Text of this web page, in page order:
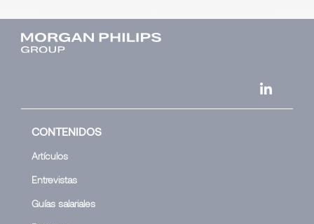
CONTENIDOS
Artículos
Entrevistas
Guías salariales